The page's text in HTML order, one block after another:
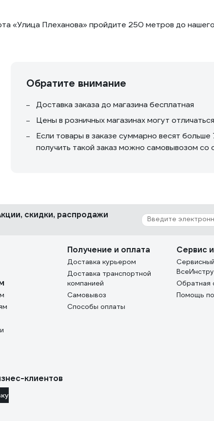
«Улица Плеханова» пройдите 250 метров до
Обратите внимание
Доставка заказа до магазина бесплатная
Цены в розничных магазинах могут
Если товары в заказе суммарно весят
получить такой заказ можно самовывозом
скидки, распродажи
Получение и оплата
Доставка курьером
Доставка транспортной
компанией
Самовывоз
Способы оплаты
Сервис
Обратная
Помощь
клиентов